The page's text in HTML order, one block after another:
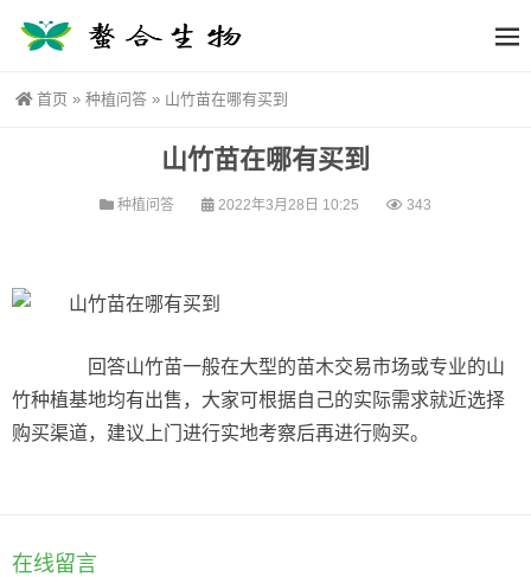
首页 » 种植问答 » 山竹苗在哪有买到
山竹苗在哪有买到
种植问答 2022年3月28日 10:25 343
回答山竹苗一般在大型的苗木交易市场或专业的山
竹种植基地均有出售，大家可根据自己的实际需求就近选择
购买渠道，建议上门进行实地考察后再进行购买。
在线留言